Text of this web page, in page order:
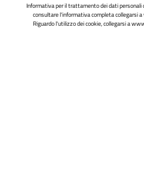
Informativa per il trattamento dei dati
consultare l'informativa completa collegarsi a
Riguardo l'utilizzo dei cookie, collegarsi a